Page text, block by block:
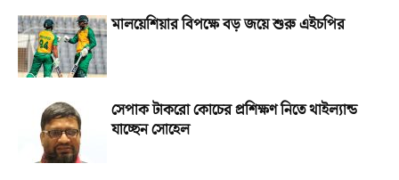
মালয়েশিয়ার বিপক্ষে বড় জয়ে শুরু এইচপির
সেপাক টাকরো কোচের প্রশিক্ষণ নিতে থাইল্যান্ড
যাচ্ছেন সোহেল